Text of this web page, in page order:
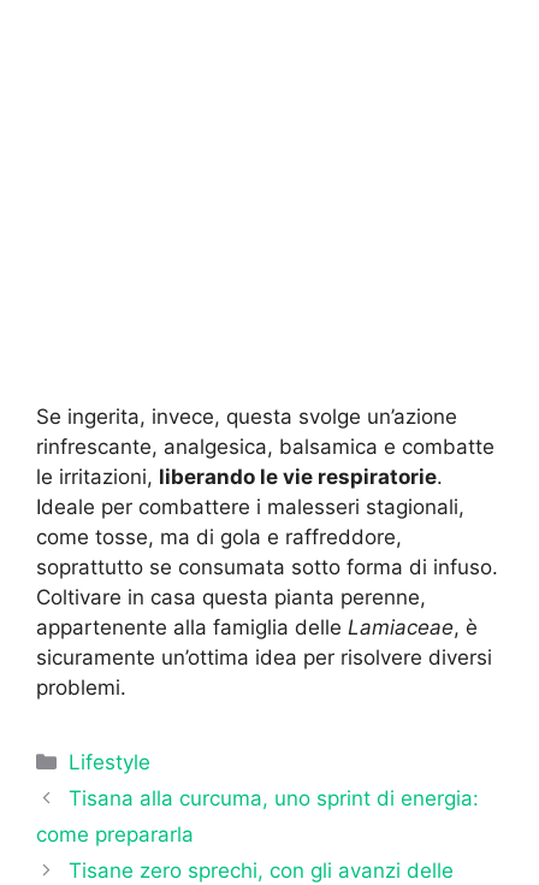
Se ingerita, invece, questa svolge un’azione
rinfrescante, analgesica, balsamica e combatte
le irritazioni, liberando le vie respiratorie.
Ideale per combattere i malesseri stagionali,
come tosse, ma di gola e raffreddore,
soprattutto se consumata sotto forma di infuso.
Coltivare in casa questa pianta perenne,
appartenente alla famiglia delle Lamiaceae, è
sicuramente un’ottima idea per risolvere diversi
problemi.
Categorie
Lifestyle
Tisana alla curcuma, uno sprint di energia:
come prepararla
Tisane zero sprechi, con gli avanzi delle